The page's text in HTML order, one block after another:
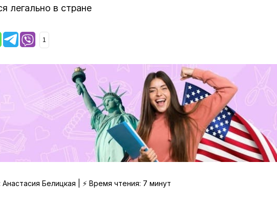
легально в стране
1
Белицкая | ⚡ Время чтения: 7 минут